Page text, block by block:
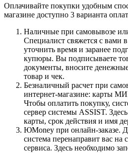
Оплачивайте покупки удобным
магазине доступно 3 варианта
Наличные при самовывозе
Специалист свяжется с вами
уточнить время и заранее
купюры. Вы подписываете
документы, вносите
товар и чек.
Безналичный расчет при
интернет-магазине: карты
Чтобы оплатить покупку,
сервер системы ASSIST.
карты, срок действия и имя
ЮMoney при онлайн-заказе.
система перенаправит вас на
сервиса. Здесь необходимо